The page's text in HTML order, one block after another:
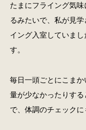
たまにフライング気
るみたいで、私が見
イング入室していま
す。
毎日一頭ごとにこま
量が少なかったりす
で、体調のチェックに